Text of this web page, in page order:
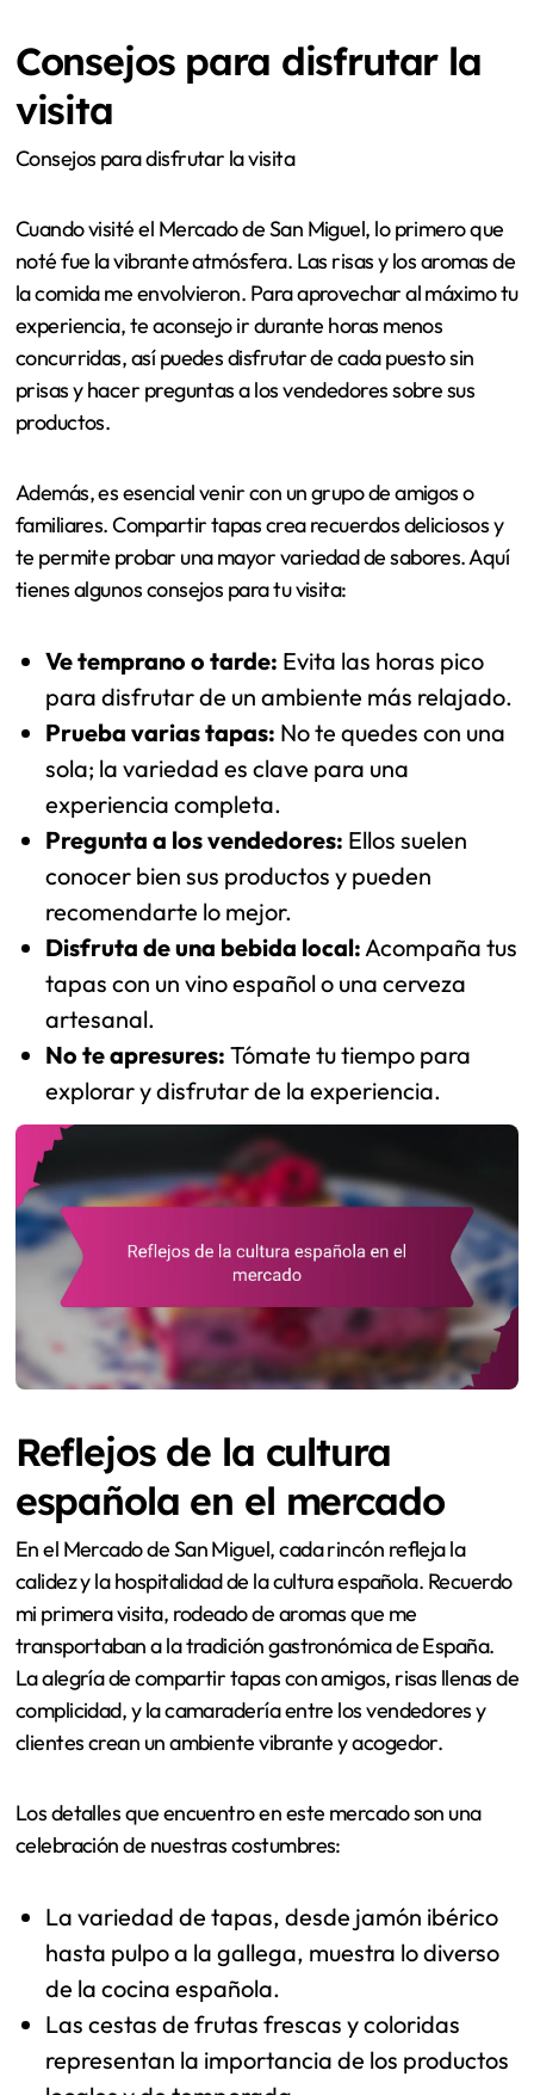
Consejos para disfrutar la
visita
Consejos para disfrutar la visita
Cuando visité el Mercado de San Miguel, lo primero que
noté fue la vibrante atmósfera. Las risas y los aromas de
la comida me envolvieron. Para aprovechar al máximo tu
experiencia, te aconsejo ir durante horas menos
concurridas, así puedes disfrutar de cada puesto sin
prisas y hacer preguntas a los vendedores sobre sus
productos.
Además, es esencial venir con un grupo de amigos o
familiares. Compartir tapas crea recuerdos deliciosos y
te permite probar una mayor variedad de sabores. Aquí
tienes algunos consejos para tu visita:
Ve temprano o tarde: Evita las horas pico
para disfrutar de un ambiente más relajado.
Prueba varias tapas: No te quedes con una
sola; la variedad es clave para una
experiencia completa.
Pregunta a los vendedores: Ellos suelen
conocer bien sus productos y pueden
recomendarte lo mejor.
Disfruta de una bebida local:Acompaña tus
tapas con un vino español o una cerveza
artesanal.
No te apresures: Tómate tu tiempo para
explorar y disfrutar de la experiencia.
Reflejos de la cultura
española en el mercado
En el Mercado de San Miguel, cada rincón refleja la
calidez y la hospitalidad de la cultura española. Recuerdo
mi primera visita, rodeado de aromas que me
transportaban a la tradición gastronómica de España.
La alegría de compartir tapas con amigos, risas llenas de
complicidad, y la camaradería entre los vendedores y
clientes crean un ambiente vibrante y acogedor.
Los detalles que encuentro en este mercado son una
celebración de nuestras costumbres:
La variedad de tapas, desde jamón ibérico
hasta pulpo a la gallega, muestra lo diverso
de la cocina española.
Las cestas de frutas frescas y coloridas
representan la importancia de los productos